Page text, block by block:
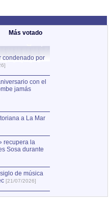
Más votado
condenado por
con el
jamás
a La Mar
recupera la
Sosa durante
de música
[21/07/2026]